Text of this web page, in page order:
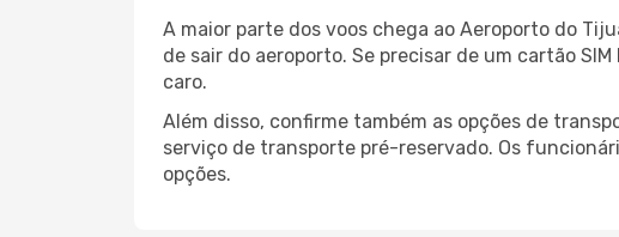
A maior parte dos voos chega ao Aeroporto do
de sair do aeroporto. Se precisar de um cartão
caro.
Além disso, confirme também as opções de
serviço de transporte pré-reservado. Os
opções.